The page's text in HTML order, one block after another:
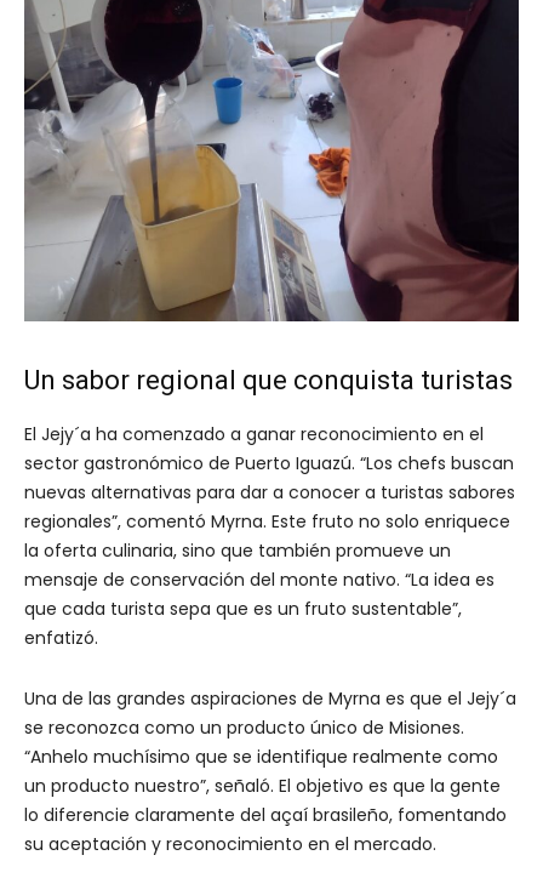
Un sabor regional que conquista turistas
El Jejy´a ha comenzado a ganar reconocimiento en el
sector gastronómico de Puerto Iguazú. “Los chefs buscan
nuevas alternativas para dar a conocer a turistas sabores
regionales”, comentó Myrna. Este fruto no solo enriquece
la oferta culinaria, sino que también promueve un
mensaje de conservación del monte nativo. “La idea es
que cada turista sepa que es un fruto sustentable”,
enfatizó.
Una de las grandes aspiraciones de Myrna es que el Jejy´a
se reconozca como un producto único de Misiones.
“Anhelo muchísimo que se identifique realmente como
un producto nuestro”, señaló. El objetivo es que la gente
lo diferencie claramente del açaí brasileño, fomentando
su aceptación y reconocimiento en el mercado.